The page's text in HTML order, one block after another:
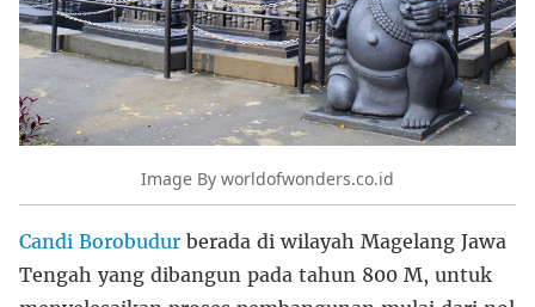
Image By worldofwonders.co.id
Candi Borobudur berada di wilayah Magelang Jawa
Tengah yang dibangun pada tahun 800 M, untuk